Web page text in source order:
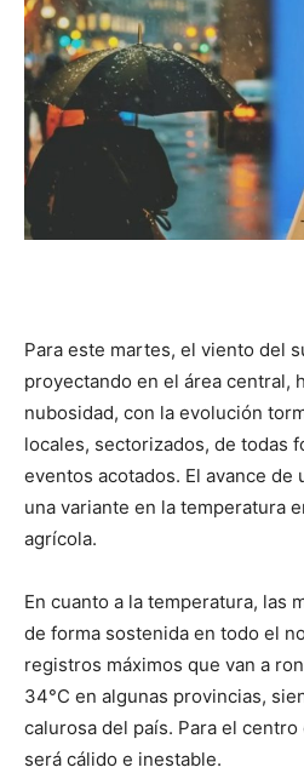
es
Para este martes, el viento del
proyectando en el área central,
nubosidad, con la evolución
locales, sectorizados, de todas
eventos acotados. El avance
una variante en la temperatura
agrícola.
En cuanto a la temperatura, las
de forma sostenida en todo el
registros máximos que van a
34°C en algunas provincias,
calurosa del país. Para el
será cálido e inestable.